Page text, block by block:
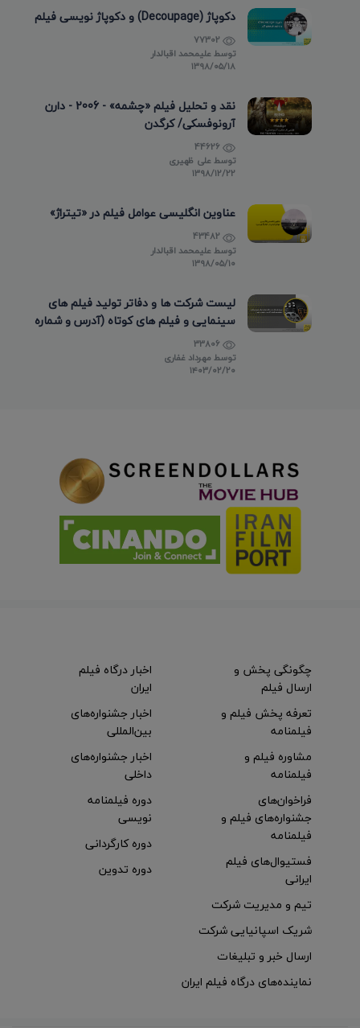
دکوپاژ (Decoupage) و دکوپاژ نویسی فیلم
توسطعلیمحمد اقبالدار
۱۳۹۸/۰۵/۱۸
نقد و تحلیل فیلم «چشمه» - 2006 - دارن
آرونوفسکی/ کرگدن
توسطعلی ظهیری
۱۳۹۸/۱۲/۲۲
عناوین انگلیسی عوامل فیلم در «تیتراژ»
توسطعلیمحمد اقبالدار
۱۳۹۸/۰۵/۱۰
لیست شرکت ها و دفاتر تولید فیلم های
سینمایی و فیلم های کوتاه (آدرس و شماره
تماس)
توسط مهرداد غفاری
۱۴۰۳/۰۲/۲۰
چگونگی پخش و
ارسال فیلم
تعرفه پخش فیلم و
فیلمنامه
مشاوره فیلم و
فیلمنامه
اخبار درگاه فیلم
ایران
اخبار جشنواره‌های
بین‌المللی
اخبار جشنواره‌های
داخلی
فراخوان‌های
جشنواره‌های فیلم و
فیلمنامه
فستیوال‌های فیلم
ایرانی
دوره فیلمنامه
نویسی
دوره کارگردانی
دوره تدوین
تیم و مدیریت شرکت
شریک اسپانیایی شرکت
ارسال خبر و تبلیغات
نماینده‌های درگاه فیلم ایران